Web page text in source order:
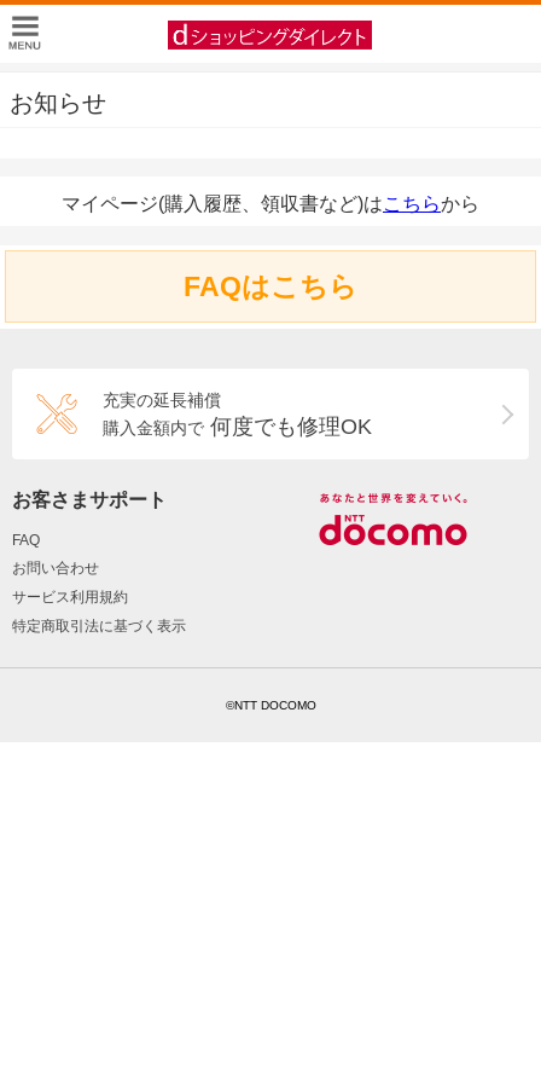
お知らせ
マイページ(購入履歴、領収書など)はこちらから
FAQはこちら
充実の延長補償
購入金額内で 何度でも修理OK
お客さまサポート
FAQ
お問い合わせ
サービス利用規約
特定商取引法に基づく表示
©NTT DOCOMO